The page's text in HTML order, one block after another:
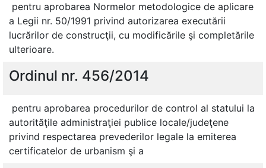
pentru aprobarea Normelor metodologice de aplicare
a Legii nr. 50/1991 privind autorizarea executării
lucrărilor de construcţii, cu modificările şi completările
ulterioare.
Ordinul nr. 456/2014
pentru aprobarea procedurilor de control al statului la
autorităţile administraţiei publice locale/judeţene
privind respectarea prevederilor legale la emiterea
certificatelor de urbanism şi a